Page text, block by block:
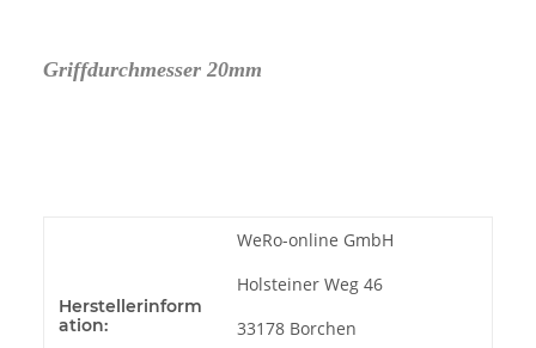
Griffdurchmesser 20mm
Herstellerinform
ation:
WeRo-online GmbH
Holsteiner Weg 46
33178 Borchen